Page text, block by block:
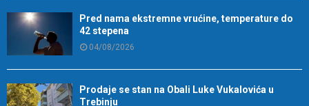
Pred nama ekstremne vrućine, temperature do
42 stepena
04/08/2026
Prodaje se stan na Obali Luke Vukalovića u
Trebinju